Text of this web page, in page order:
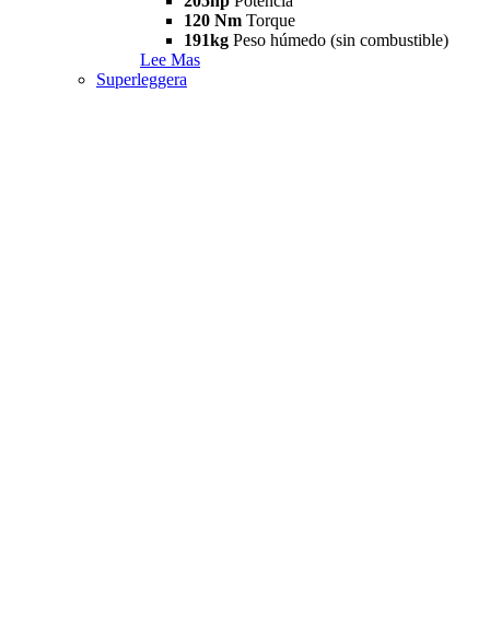
120 Nm Torque
191kg Peso húmedo (sin combustible)
Lee Mas
Superleggera